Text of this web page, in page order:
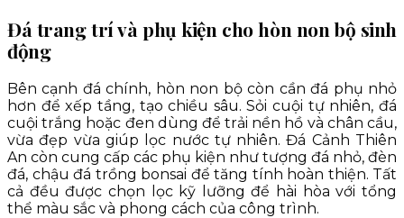
Đá trang trí và phụ kiện cho hòn non bộ sinh
động
Bên cạnh đá chính, hòn non bộ còn cần đá phụ nhỏ
hơn để xếp tầng, tạo chiều sâu. Sỏi cuội tự nhiên, đá
cuội trắng hoặc đen dùng để trải nền hồ và chân cầu,
vừa đẹp vừa giúp lọc nước tự nhiên. Đá Cảnh Thiên
An còn cung cấp các phụ kiện như tượng đá nhỏ, đèn
đá, chậu đá trồng bonsai để tăng tính hoàn thiện. Tất
cả đều được chọn lọc kỹ lưỡng để hài hòa với tổng
thể màu sắc và phong cách của công trình.